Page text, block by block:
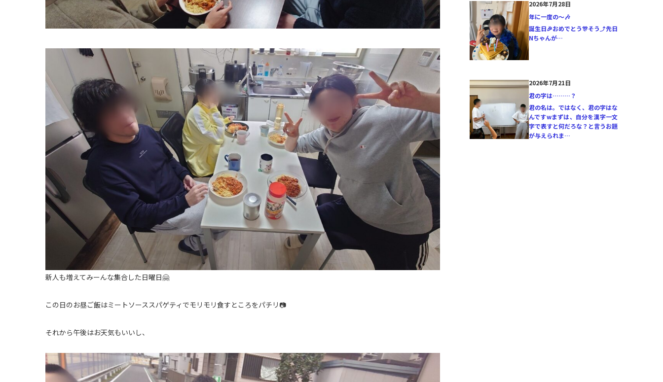
新人も増えてみーんな集合した日曜日🤗
この日のお昼ご飯はミートソーススパゲティでモリモリ食すところをパチリ📷
それから午後はお天気もいいし、
2026年7月28日
年に一度の〜🎶
誕生日🎉おめでとう🎊そう⤴️先日
Nちゃんが…
2026年7月21日
君の字は………？
君の名は。ではなく、君の字はな
んですwまずは、自分を漢字一文
字で表すと何だろな？と言うお題
が与えられま…